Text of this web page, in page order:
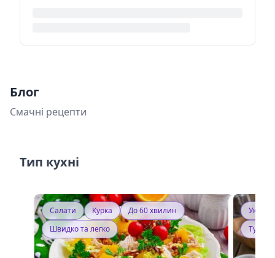
Блог
Смачні рецепти
Тип кухні
Салати Курка
До 60 хвилин
Швидко та легко